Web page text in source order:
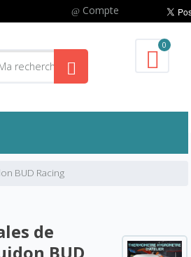
Compte
0
BUD Racing
de